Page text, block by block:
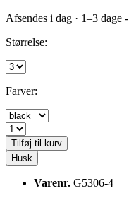
Afsendes i dag · 1–3 dage -
Størrelse:
Farver:
Tilføj til kurv
Husk
Varenr. G5306-4